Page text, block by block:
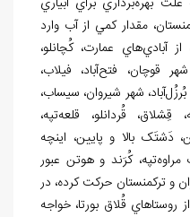
مقدار کمي از آب وارد
آباديهاي عمارت، کُچانلو،
شهر قوچان، فتحآباد، فيلاب،
بُرزُلآباد، شهر شيروان، سيساب،
قِشلاق، قُردانلو، قلعهتپه،
دَشتَک بالا و پايين، اينچه
مراوهتپه، کُرَند و هوتن عبور
و ترکمنستان حرکت کرده، در
روستاهاي قُلاق بورتا، خواجه